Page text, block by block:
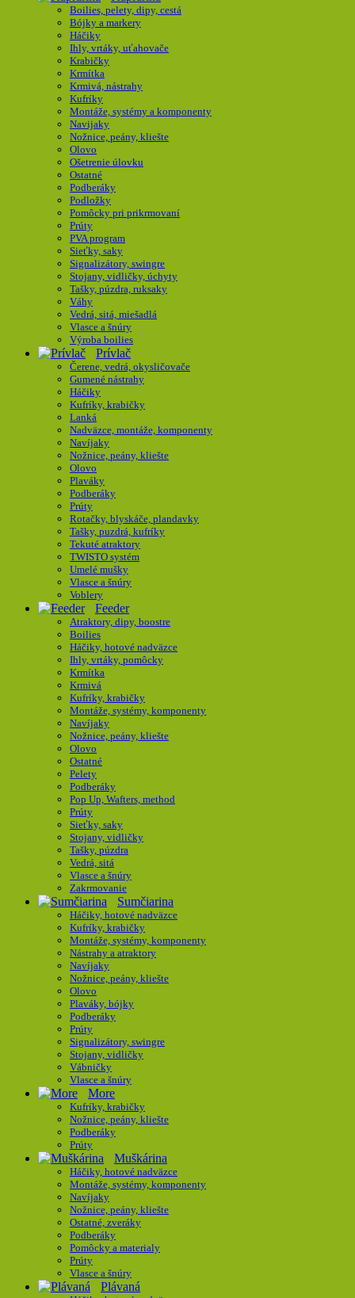
Boilies, pelety, dipy, cestá
Bójky a markery
Háčiky
Ihly, vrtáky, uťahovače
Krabičky
Krmítka
Krmivá, nástrahy
Kufríky
Montáže, systémy a komponenty
Navijaky
Nožnice, peány, kliešte
Olovo
Ošetrenie úlovku
Ostatné
Podberáky
Podložky
Pomôcky pri prikrmovaní
Prúty
PVA program
Sieťky, saky
Signalizátory, swingre
Stojany, vidličky, úchyty
Tašky, púzdra, ruksaky
Váhy
Vedrá, sitá, miešadlá
Vlasce a šnúry
Výroba boilies
Prívlač
Čerene, vedrá, okysličovače
Gumené nástrahy
Háčiky
Kufríky, krabičky
Lanká
Nadväzce, montáže, komponenty
Navíjaky
Nožnice, peány, kliešte
Olovo
Plaváky
Podberáky
Prúty
Rotačky, blyskáče, plandavky
Tašky, puzdrá, kufríky
Tekuté atraktory
TWISTO systém
Umelé mušky
Vlasce a šnúry
Voblery
Feeder
Atraktory, dipy, boostre
Boilies
Háčiky, hotové nadväzce
Ihly, vrtáky, pomôcky
Krmítka
Krmivá
Kufríky, krabičky
Montáže, systémy, komponenty
Navíjaky
Nožnice, peány, kliešte
Olovo
Ostatné
Pelety
Podberáky
Pop Up, Wafters, method
Prúty
Sieťky, saky
Stojany, vidličky
Tašky, púzdra
Vedrá, sitá
Vlasce a šnúry
Zakrmovanie
Sumčiarina
Háčiky, hotové nadväzce
Kufríky, krabičky
Montáže, systémy, komponenty
Nástrahy a atraktory
Navíjaky
Nožnice, peány, kliešte
Olovo
Plaváky, bójky
Podberáky
Prúty
Signalizátory, swingre
Stojany, vidličky
Vábničky
Vlasce a šnúry
More
Kufríky, krabičky
Nožnice, peány, kliešte
Podberáky
Prúty
Muškárina
Háčiky, hotové nadväzce
Montáže, systémy, komponenty
Navíjaky
Nožnice, peány, kliešte
Ostatné, zveráky
Podberáky
Pomôcky a materialy
Prúty
Vlasce a šnúry
Plávaná